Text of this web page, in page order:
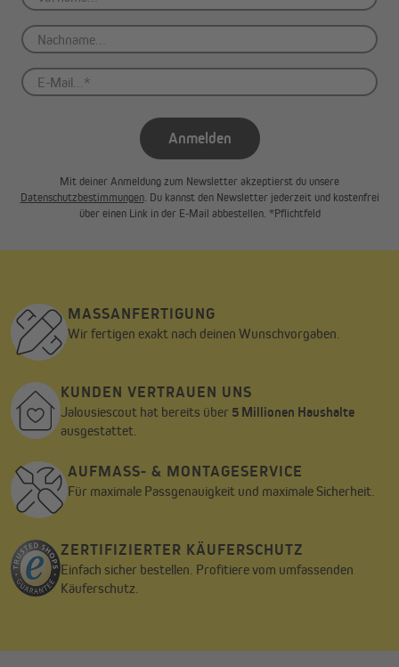
Anmelden
Mit deiner Anmeldung zum Newsletter akzeptierst du unsere
Datenschutzbestimmungen. Du kannst den Newsletter jederzeit und kostenfrei
über einen Link in der E-Mail abbestellen. *Pflichtfeld
MASSANFERTIGUNG
Wir fertigen exakt nach deinen Wunschvorgaben.
KUNDEN VERTRAUEN UNS
Jalousiescout hat bereits über 5 Millionen Haushalte
ausgestattet.
AUFMASS- & MONTAGESERVICE
Für maximale Passgenauigkeit und maximale Sicherheit.
ZERTIFIZIERTER KÄUFERSCHUTZ
Einfach sicher bestellen. Profitiere vom umfassenden
Käuferschutz.